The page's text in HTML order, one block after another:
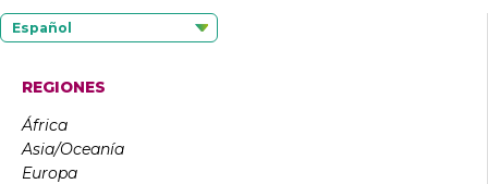
Español
REGIONES
África
Asia/Oceanía
Europa